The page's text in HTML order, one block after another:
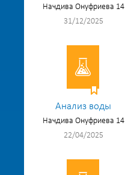
Начдива Онуфриева 14
31/12/2025
Анализ воды
Начдива Онуфриева 14
22/04/2025